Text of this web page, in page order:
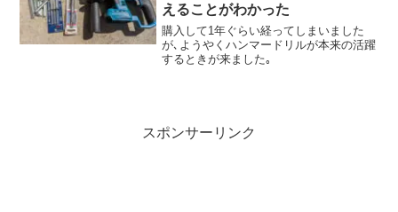
えることがわかった
購入して1年ぐらい経ってしまいました
が､ようやくハンマードリルが本来の活躍
するときが来ました｡
スポンサーリンク